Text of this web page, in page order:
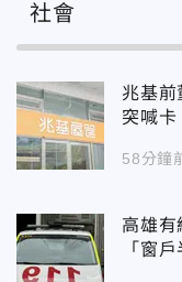
社會
兆基前
突喊卡
58分鐘
高雄
「窗